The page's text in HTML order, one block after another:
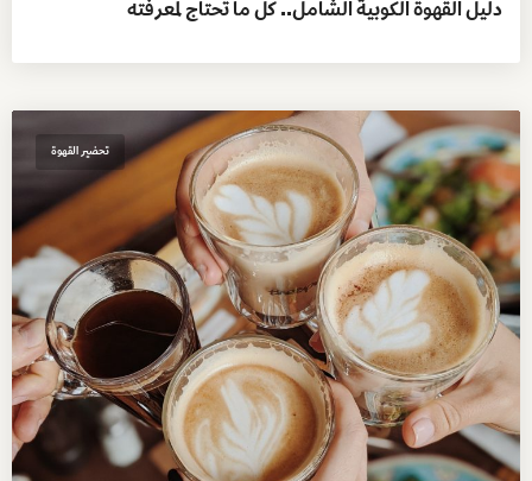
دليل القهوة الكوبية الشامل.. كل ما تحتاج لمعرفته
تحضير القهوة